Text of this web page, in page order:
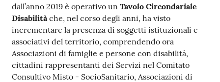
dall’anno 2019 è operativo un Tavolo Circondariale
Disabilità che, nel corso degli anni, ha visto
incrementare la presenza di soggetti istituzionali e
associativi del territorio, comprendendo ora
Associazioni di famiglie e persone con disabilità,
cittadini rappresentanti dei Servizi nel Comitato
Consultivo Misto - SocioSanitario, Associazioni di